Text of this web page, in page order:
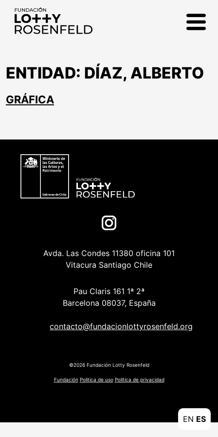
ENTIDAD: DÍAZ, ALBERTO
GRÁFICA
Avda. Las Condes 11380 oficina 101
Vitacura Santiago Chile
Pau Claris 161 1ª 2ª
Barcelona 08037, España
contacto@fundacionlottyrosenfeld.org
©2026 Fundación Lotty Rosenfeld
Fundación Politica de uso Politica de privacidad
EN ES